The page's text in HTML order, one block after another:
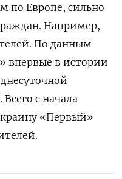
по Европе, сильно
Например,
По данным
впервые в истории
с начала
«Первый»